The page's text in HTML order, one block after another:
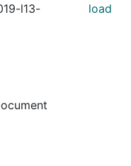
l13-
load